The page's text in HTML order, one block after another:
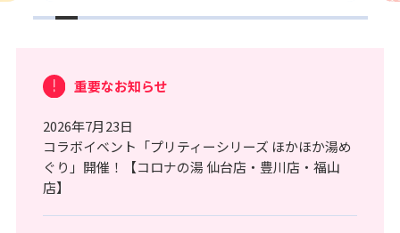
重要なお知らせ
2026年7月23日
コラボイベント「プリティーシリーズ ほかほか湯め
ぐり」開催！【コロナの湯 仙台店・豊川店・福山
店】